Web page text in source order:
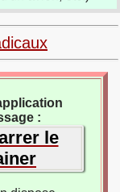
:
le